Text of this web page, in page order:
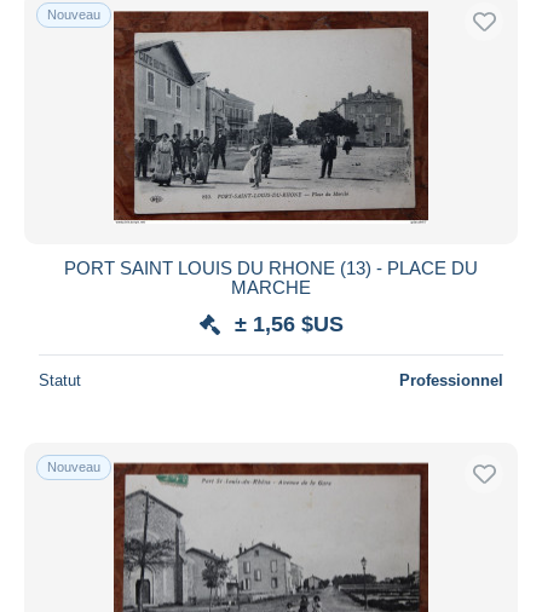
Nouveau
PORT SAINT LOUIS DU RHONE (13) - PLACE DU
MARCHE
± 1,56 $US
Statut Professionnel
Nouveau